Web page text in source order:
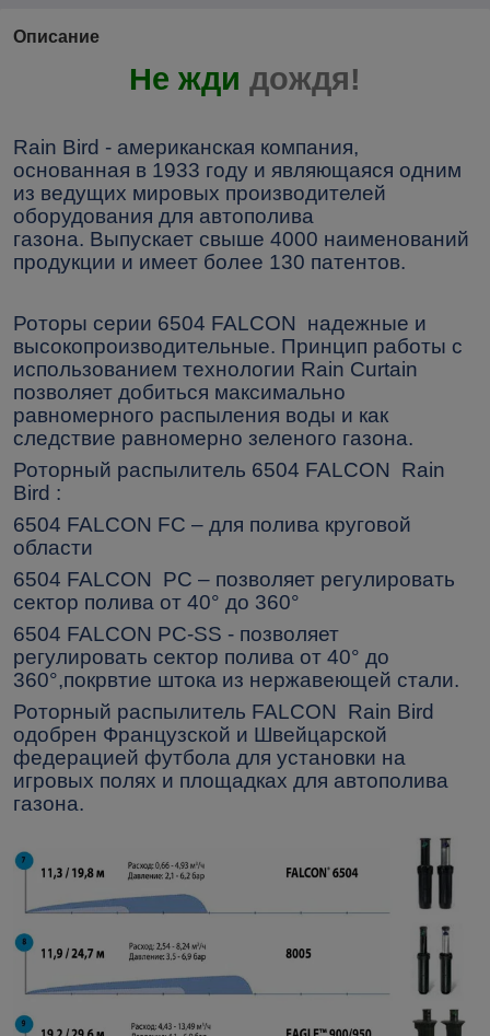
Описание
Не жди дождя!
Rain Bird - американская компания,
основанная в 1933 году и являющаяся одним
из ведущих мировых производителей
оборудования для автополива
газона. Выпускает свыше 4000 наименований
продукции и имеет более 130 патентов.
Роторы серии 6504 FALCON
надежные и
высокопроизводительные. Принцип работы с
использованием технологии Rain Curtain
позволяет добиться максимально
равномерного распыления воды и как
следствие равномерно зеленого газона.
Роторный распылитель 6504 FALCON
Rain
Bird :
6504 FALCON FC – для полива круговой
области
6504 FALCON РС – позволяет регулировать
сектор полива от 40° до 360°
6504 FALCON РС-SS - позволяет
регулировать сектор полива от 40° до
360°,покрвтие штока из нержавеющей стали.
Роторный распылитель FALCON
Rain Bird
одобрен Французской и Швейцарской
федерацией футбола для установки на
игровых полях и площадках для автополива
газона.